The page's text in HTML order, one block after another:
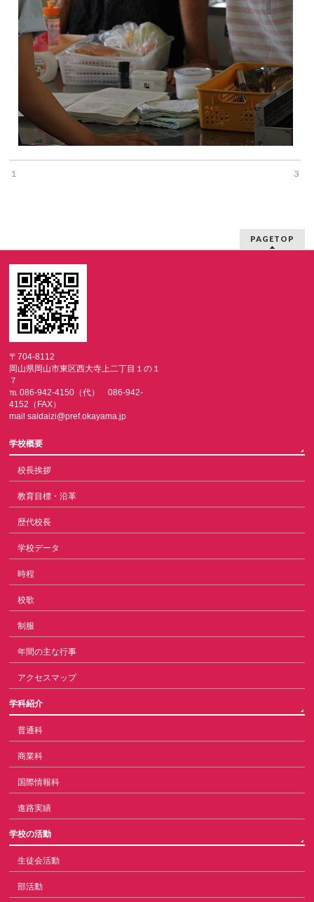
１ ３
PAGETOP
〒704-8112
岡山県岡山市東区西大寺上二丁目１の１
７
℡ 086-942-4150（代） 086-942-
4152（FAX）
mail saidaizi@pref.okayama.jp
学校概要
校長挨拶
教育目標・沿革
歴代校長
学校データ
時程
校歌
制服
年間の主な行事
アクセスマップ
学科紹介
普通科
商業科
国際情報科
進路実績
学校の活動
生徒会活動
部活動